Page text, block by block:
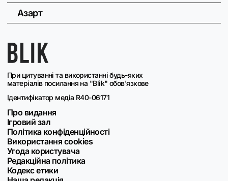
При цитуванні та використанні будь-яких
матеріалів посилання на "Blik" обов'язкове
Ідентифікатор медіа R40-06171
Про видання
Ігровий зал
Політика конфіденційності
Використання cookies
Угода користувача
Редакційна політика
Кодекс етики
Азарт